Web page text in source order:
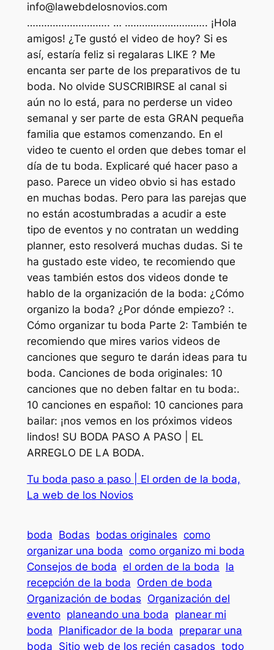
info@lawebdelosnovios.com
……………………….. … ……………………….. ¡Hola
amigos! ¿Te gustó el video de hoy? Si es
así, estaría feliz si regalaras LIKE ? Me
encanta ser parte de los preparativos de tu
boda. No olvide SUSCRIBIRSE al canal si
aún no lo está, para no perderse un video
semanal y ser parte de esta GRAN pequeña
familia que estamos comenzando. En el
video te cuento el orden que debes tomar el
día de tu boda. Explicaré qué hacer paso a
paso. Parece un video obvio si has estado
en muchas bodas. Pero para las parejas que
no están acostumbradas a acudir a este
tipo de eventos y no contratan un wedding
planner, esto resolverá muchas dudas. Si te
ha gustado este video, te recomiendo que
veas también estos dos videos donde te
hablo de la organización de la boda: ¿Cómo
organizo la boda? ¿Por dónde empiezo? :.
Cómo organizar tu boda Parte 2: También te
recomiendo que mires varios videos de
canciones que seguro te darán ideas para tu
boda. Canciones de boda originales: 10
canciones que no deben faltar en tu boda:.
10 canciones en español: 10 canciones para
bailar: ¡nos vemos en los próximos videos
lindos! SU BODA PASO A PASO | EL
ARREGLO DE LA BODA.
Tu boda paso a paso | El orden de la boda,
La web de los Novios
boda Bodas bodas originales como
organizar una boda como organizo mi boda
Consejos de boda el orden de la boda la
recepción de la boda Orden de boda
Organización de bodas Organización del
evento planeando una boda planear mi
boda Planificador de la boda preparar una
boda Sitio web de los recién casados todo